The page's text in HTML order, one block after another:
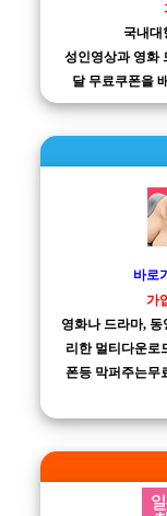
국내대
성인영상과 영화
달 무료쿠폰을
바로
가
영화나 드라마,
리한 멀티다운로
폰등 막퍼주는무